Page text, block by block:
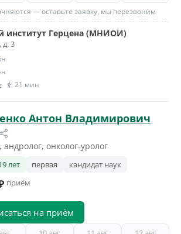
— оставьте заявку, мы перезвоним
институт Герцена (МНИОИ)
д. 3
21 мин
Антон Владимирович
андролог, онколог-уролог
лет первая кандидат наук
приём
на приём